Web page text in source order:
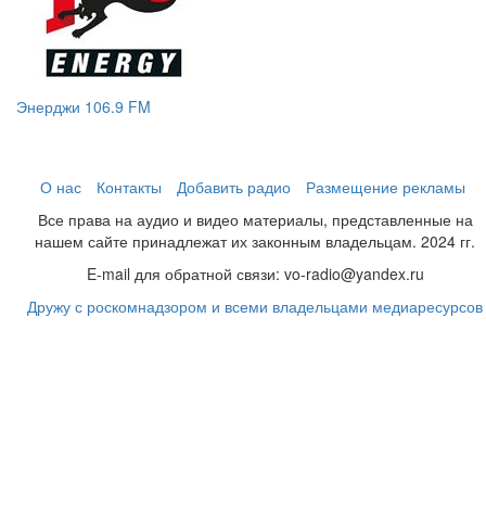
Энерджи 106.9 FM
О нас Контакты Добавить радио
Размещение рекламы
Все права на аудио и видео материалы, представленные на
нашем сайте принадлежат их законным владельцам. 2024 гг.
E-mail для обратной связи: vo-radio@yandex.ru
Дружу с роскомнадзором и всеми владельцами медиаресурсов